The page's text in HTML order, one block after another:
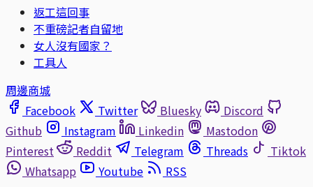
返工這回事
不重磅記者自留地
女人沒有國家？
工具人
周邊商城
Facebook
Twitter Bluesky
Discord
Github
Instagram Linkedin
Mastodon
Pinterest
Reddit Telegram Threads
Tiktok
Whatsapp
Youtube
RSS